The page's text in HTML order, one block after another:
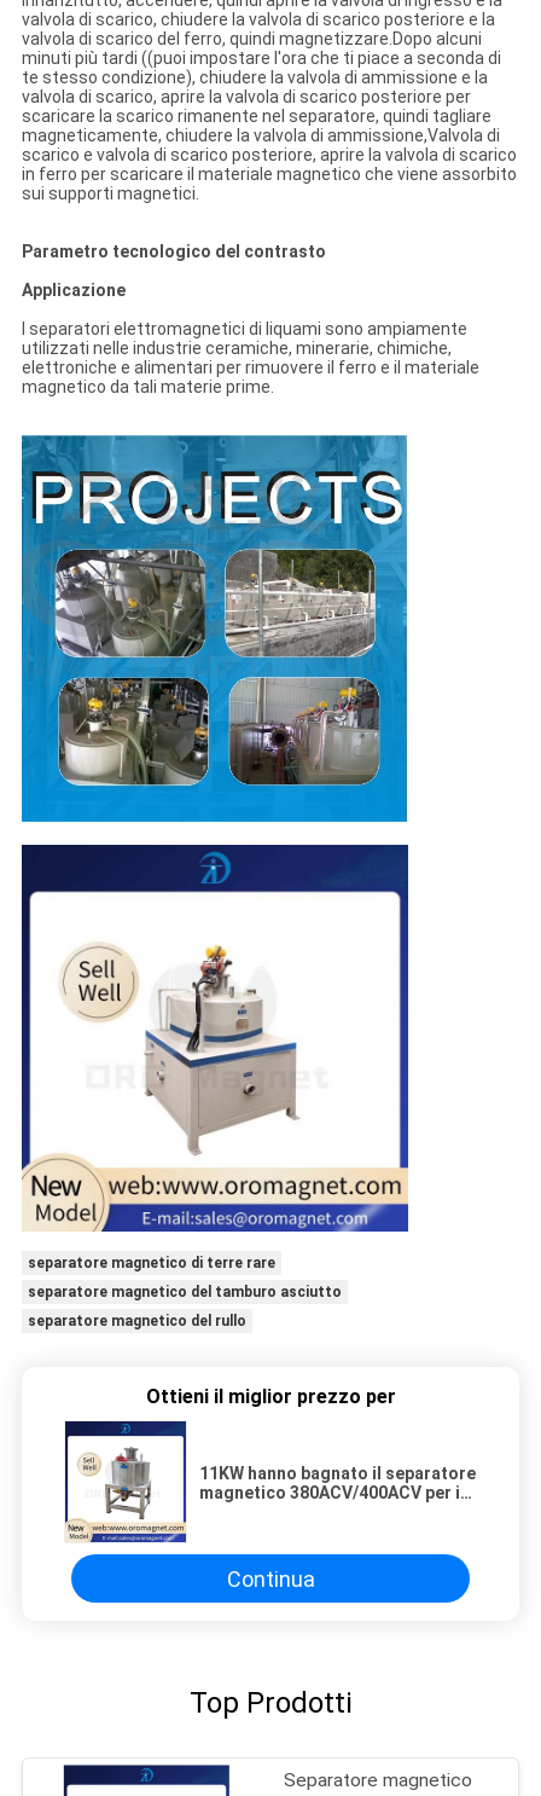
valvola di scarico, chiudere la valvola di scarico posteriore e la
valvola di scarico del ferro, quindi magnetizzare.Dopo alcuni
minuti più tardi ((puoi impostare l'ora che ti piace a seconda di
te stesso condizione), chiudere la valvola di ammissione e la
valvola di scarico, aprire la valvola di scarico posteriore per
scaricare la scarico rimanente nel separatore, quindi tagliare
magneticamente, chiudere la valvola di ammissione,Valvola di
scarico e valvola di scarico posteriore, aprire la valvola di scarico
in ferro per scaricare il materiale magnetico che viene assorbito
sui supporti magnetici.
Parametro tecnologico del contrasto
Applicazione
I separatori elettromagnetici di liquami sono ampiamente
utilizzati nelle industrie ceramiche, minerarie, chimiche,
elettroniche e alimentari per rimuovere il ferro e il materiale
magnetico da tali materie prime.
separatore magnetico di terre rare
separatore magnetico del tamburo asciutto
separatore magnetico del rullo
Ottieni il miglior prezzo per
11KW hanno bagnato il separatore
magnetico 380ACV/400ACV per i
Continua
Top Prodotti
Separatore magnetico